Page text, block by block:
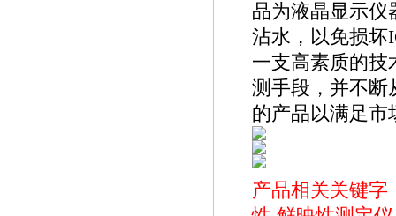
品为液晶显示仪
沾水，以免损坏
一支高素质的
测手段，并不断
的产品以满足市
产品相关关键